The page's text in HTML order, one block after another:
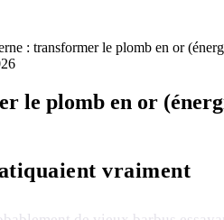
: transformer le plomb en or
le plomb en or
vraiment